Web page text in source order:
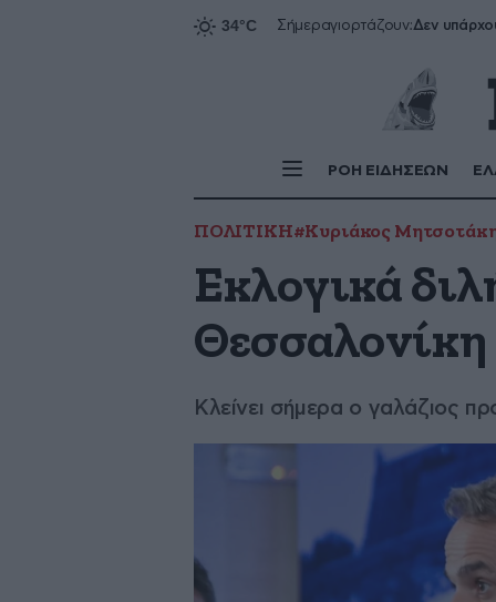
Σήμεραγιορτάζουν:Δεν
ΡΟΗ ΕΙΔΗΣΕΩΝ
ΠΟΛΙΤΙΚΗ#Κυριάκος
Εκλογικά
Κλείνει σήμερα ο γαλάζιος